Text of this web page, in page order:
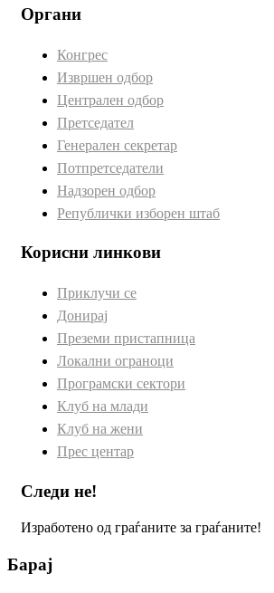
Органи
Конгрес
Извршен одбор
Централен одбор
Претседател
Генерален секретар
Потпретседатели
Надзорен одбор
Републички изборен штаб
Корисни линкови
Приклучи се
Донирај
Преземи пристапница
Локални ограноци
Програмски сектори
Клуб на млади
Клуб на жени
Прес центар
Следи не!
Изработено од граѓаните за граѓаните!
Барај